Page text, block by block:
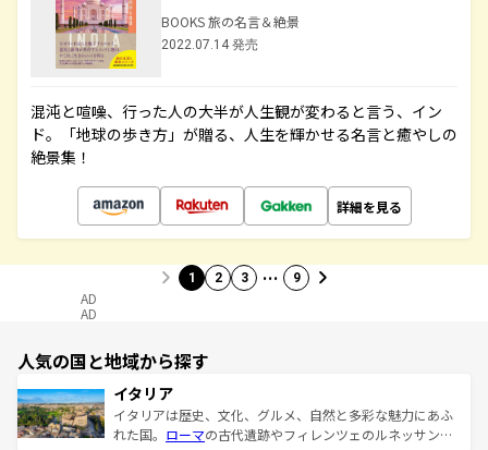
BOOKS 旅の名言＆絶景
2022.07.14 発売
混沌と喧噪、行った人の大半が人生観が変わると言う、イン
ド。「地球の歩き方」が贈る、人生を輝かせる名言と癒やしの
絶景集！
詳細を見る
1 2 3 … 9
AD
AD
人気の国と地域から探す
イタリア
イタリアは歴史、文化、グルメ、自然と多彩な魅力にあふ
れた国。 ローマの古代遺跡やフィレンツェのルネッサンス